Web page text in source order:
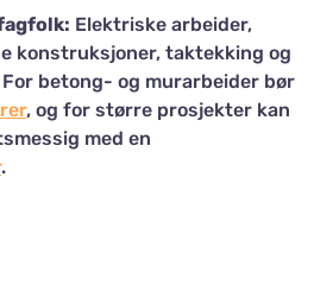
Elektriske arbeider,
konstruksjoner, taktekking og
betong- og murarbeider bør
, og for større prosjekter kan
med en
.